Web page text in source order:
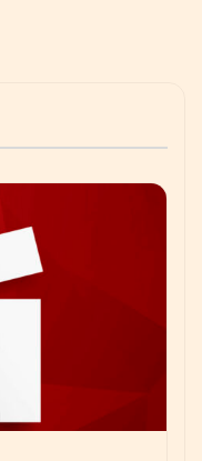
en México